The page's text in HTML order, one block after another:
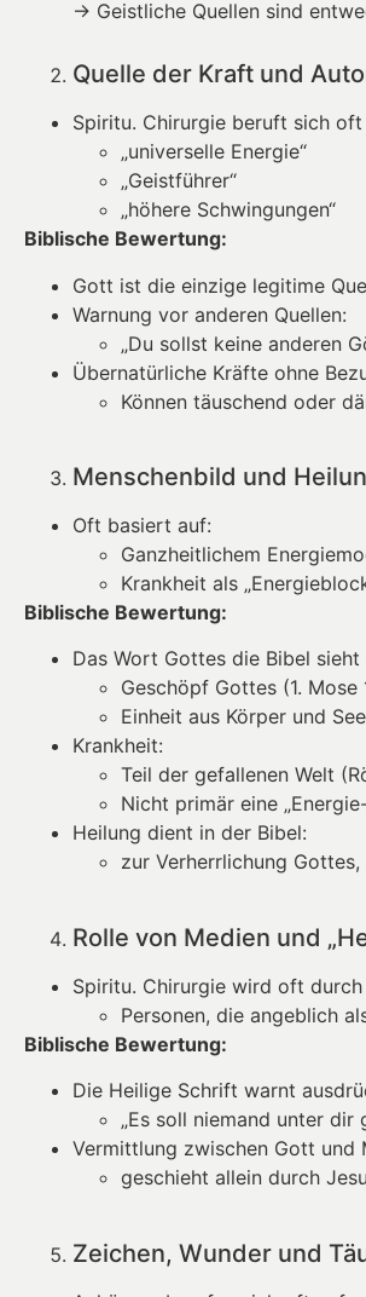
→ Geistliche Quellen sind
Quelle der Kraft und
Spiritu. Chirurgie beruft sich oft
„universelle Energie“
„Geistführer“
„höhere Schwingungen“
Biblische Bewertung:
Gott ist die einzige legitime
Warnung vor anderen Quellen:
„Du sollst keine anderen
Übernatürliche Kräfte ohne
Können täuschend oder
Menschenbild und
Oft basiert auf:
Ganzheitlichem
Krankheit als
Biblische Bewertung:
Das Wort Gottes die Bibel sieht
Geschöpf Gottes (1. Mose
Einheit aus Körper und
Krankheit:
Teil der gefallenen Welt
Nicht primär eine
Heilung dient in der Bibel:
zur Verherrlichung
Rolle von Medien und
Spiritu. Chirurgie wird oft durch
Personen, die angeblich
Biblische Bewertung:
Die Heilige Schrift warnt
„Es soll niemand unter dir
Vermittlung zwischen Gott und
geschieht allein durch
Zeichen, Wunder und